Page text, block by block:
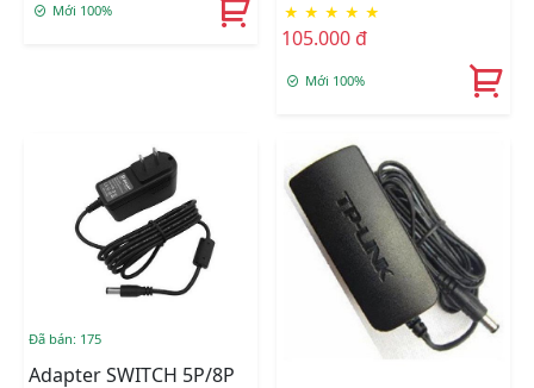
Mới 100% ★ ★ ★ ★ ★
105.000 đ
Mới 100%
Đã bán: 175
Adapter SWITCH 5P/8P